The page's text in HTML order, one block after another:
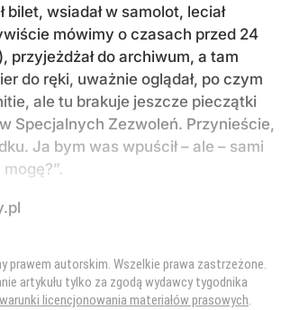
bilet, wsiadał w samolot, leciał
mówimy o czasach przed 24
przyjeżdżał do archiwum, a tam
do ręki, uważnie oglądał, po czym
ale tu brakuje jeszcze pieczątki
Specjalnych Zezwoleń. Przynieście,
Ja bym was wpuścił – ale – sami
prawem autorskim. Wszelkie prawa zastrzeżone.
artykułu tylko za zgodą wydawcy tygodnika
licencjonowania materiałów prasowych.